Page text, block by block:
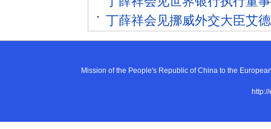
丁薛祥会见挪威外交大臣艾德
Mission of the People's Republic of China to the